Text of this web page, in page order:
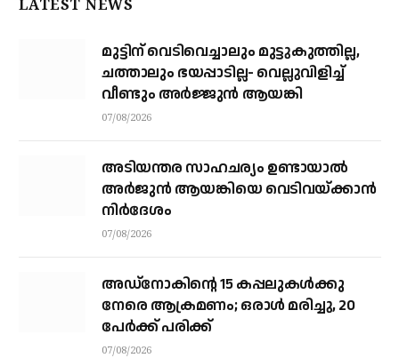
LATEST NEWS
മുട്ടിന് വെടിവെച്ചാലും മുട്ടുകുത്തില്ല,
ചത്താലും ഭയപ്പാടില്ല- വെല്ലുവിളിച്ച്
വീണ്ടും അർജ്ജുൻ ആയങ്കി
07/08/2026
അടിയന്തര സാഹചര്യം ഉണ്ടായാല്‍
അര്‍ജുന്‍ ആയങ്കിയെ വെടിവയ്ക്കാന്‍
നിര്‍ദേശം
07/08/2026
അഡ്നോകിന്റെ 15 കപ്പലുകള്‍ക്കു
നേരെ ആക്രമണം; ഒരാള്‍ മരിച്ചു, 20
പേര്‍ക്ക് പരിക്ക്
07/08/2026